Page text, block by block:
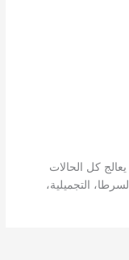
كل الحالات
التجميلية،